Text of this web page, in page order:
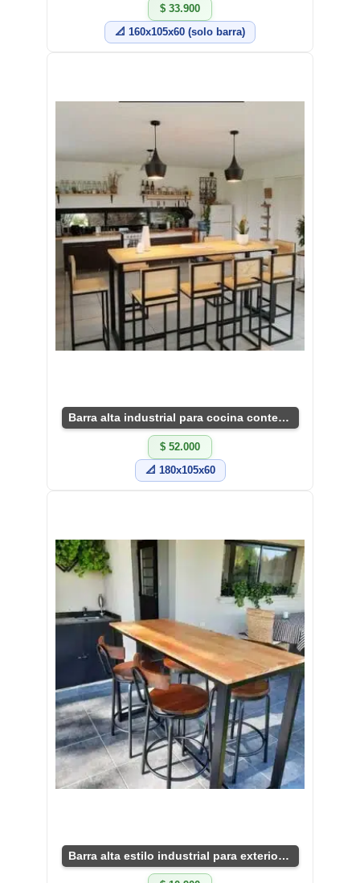
$ 33.900
📐 160x105x60 (solo barra)
Barra alta industrial para cocina contemporánea
$ 52.000
📐 180x105x60
Barra alta estilo industrial para exteriores